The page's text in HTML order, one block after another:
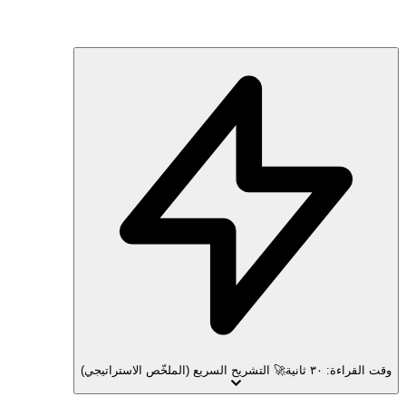
وقت القراءة: ٣٠ ثانية 🚀 التشريح السريع (الملخّص الاستراتيجي)